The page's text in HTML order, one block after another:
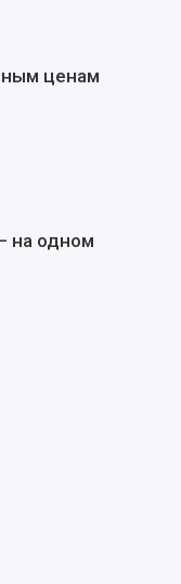
ценам
на одном